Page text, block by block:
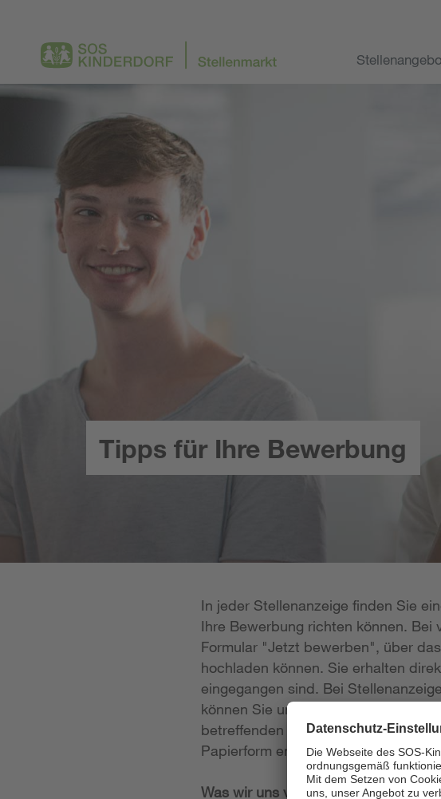
Tipps für Ihre Bewerbung
In jeder Stellenanzeige finden Sie
Ihre Bewerbung richten können.
Formular "Jetzt bewerben", über
hochladen können. Sie erhalten
eingegangen sind. Bei
können Sie uns Ihre Unterlagen per
betreffenden Stellenanzeige
Papierform entgegen.
Was wir uns von Ihrer Bewerbung